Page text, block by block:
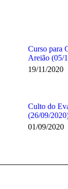
Curso para
Areião (05/
19/11/2020
Culto do
(26/09/
01/09/2020